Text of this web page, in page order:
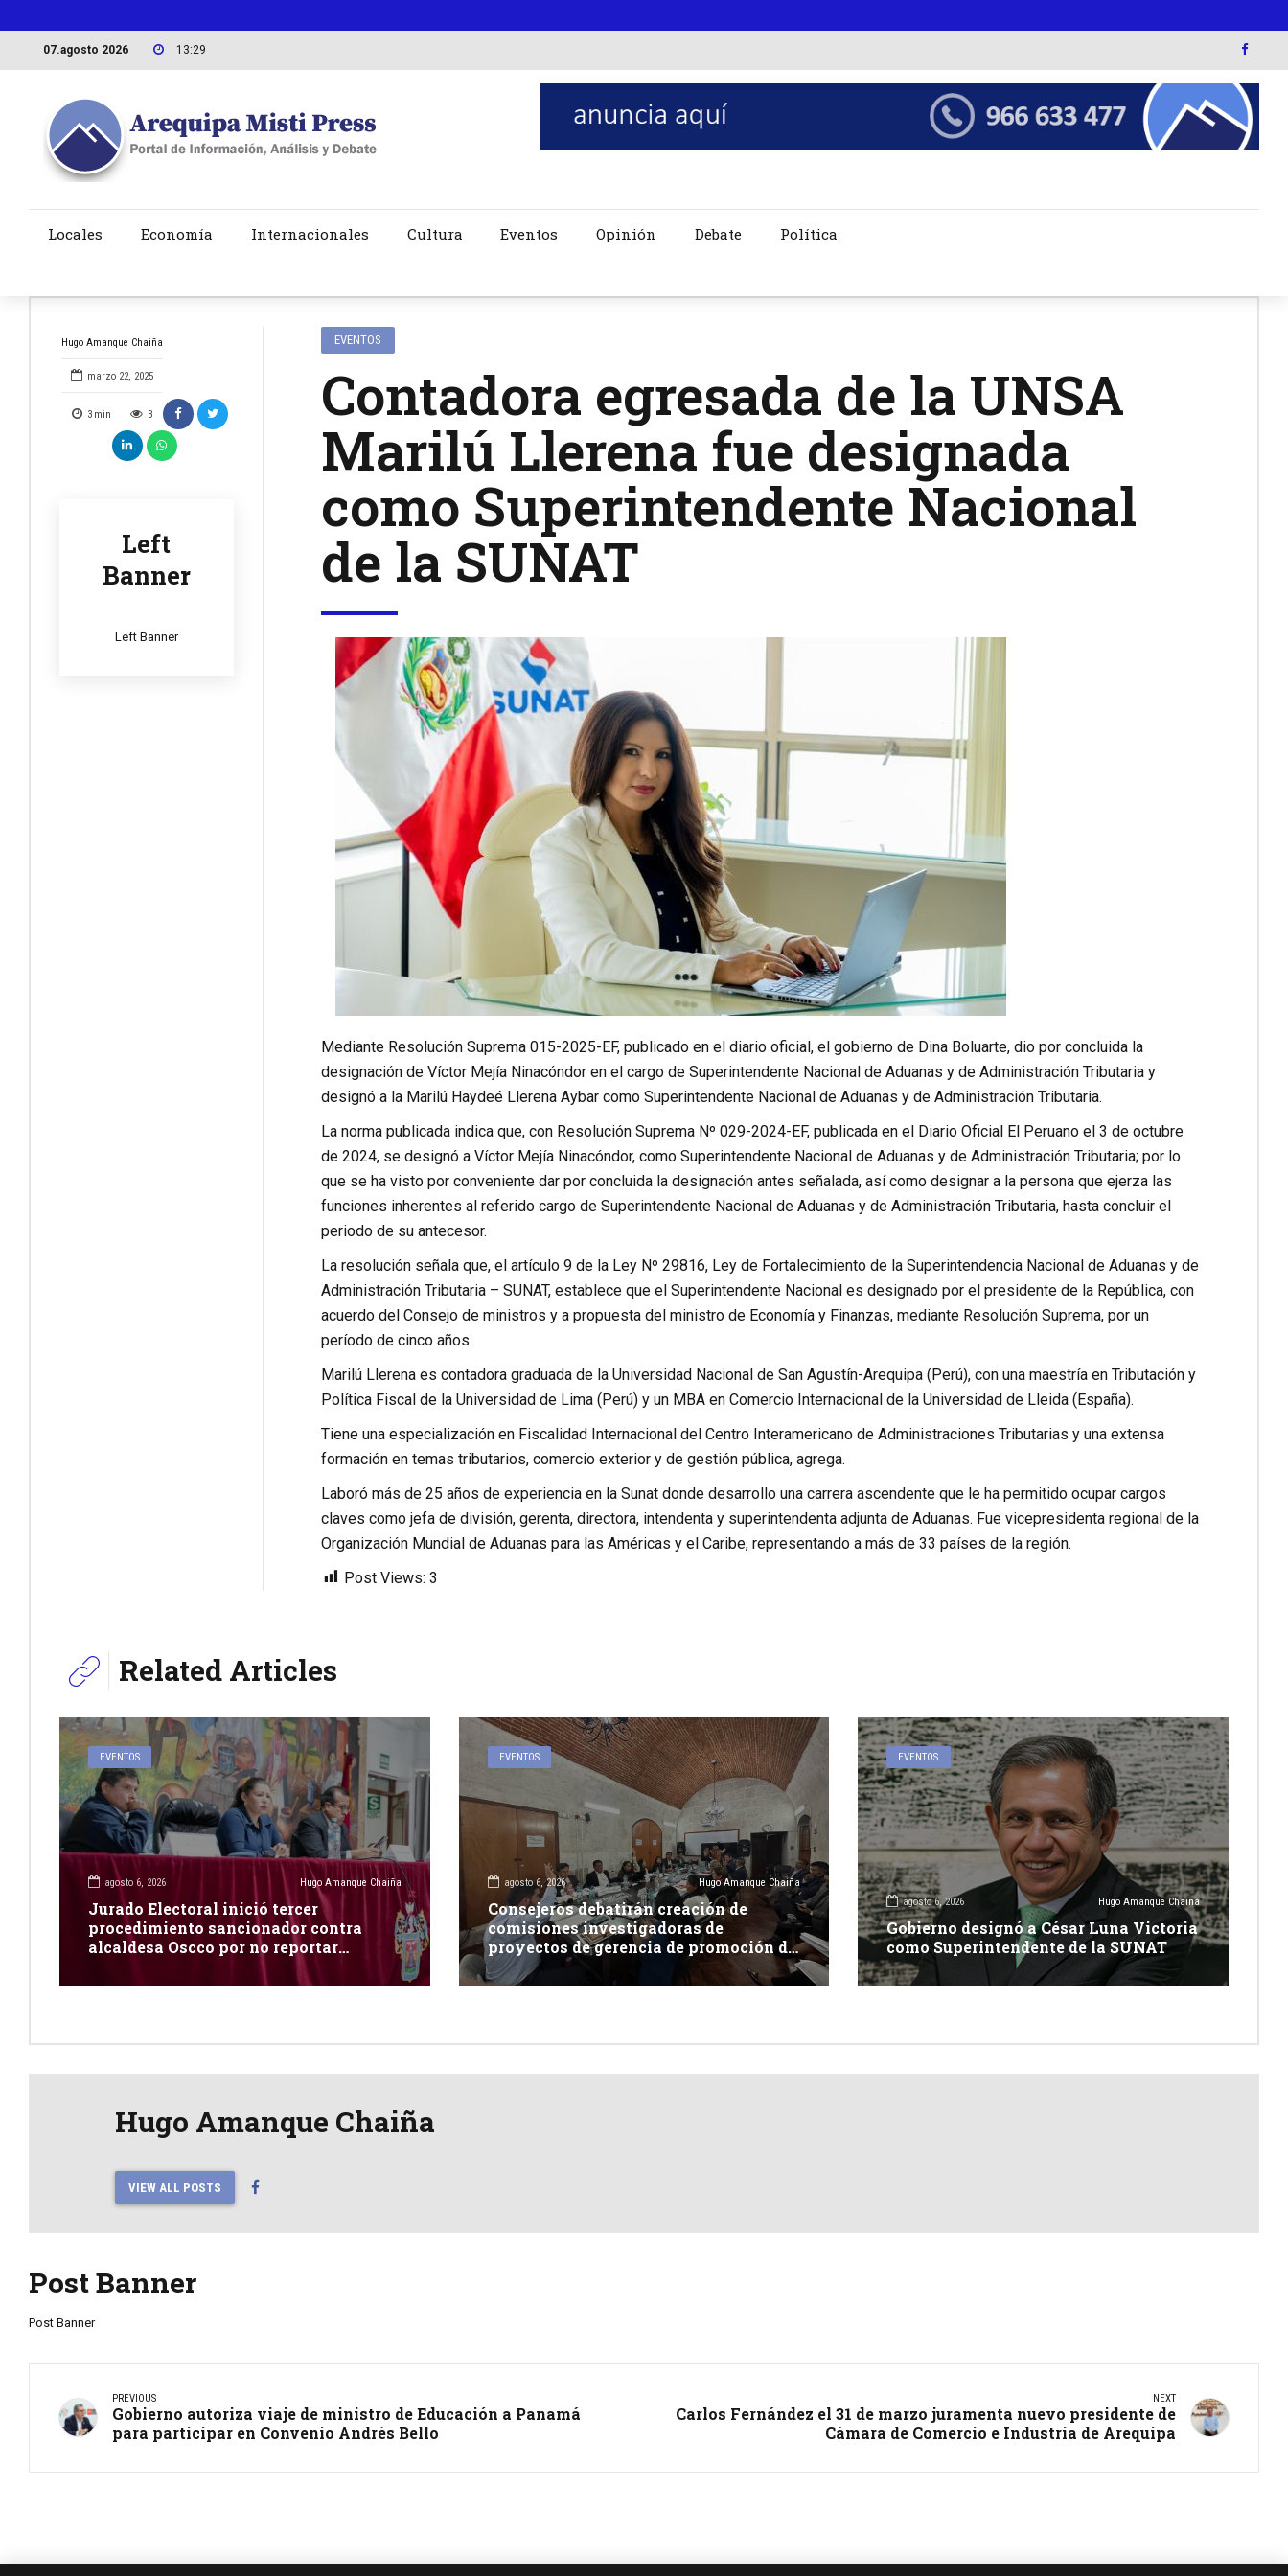
07.agosto 2026 13:29
Locales Economía Internacionales Cultura Eventos Opinión Debate Política
Hugo Amanque Chaiña
marzo 22, 2025
3 min 3
Left
Banner
Left Banner
EVENTOS
Contadora egresada de la UNSA
Marilú Llerena fue designada
como Superintendente Nacional
de la SUNAT
Mediante Resolución Suprema 015-2025-EF, publicado en el diario oficial, el gobierno de Dina Boluarte, dio por concluida la
designación de Víctor Mejía Ninacóndor en el cargo de Superintendente Nacional de Aduanas y de Administración Tributaria y
designó a la Marilú Haydeé Llerena Aybar como Superintendente Nacional de Aduanas y de Administración Tributaria.
La norma publicada indica que, con Resolución Suprema Nº 029-2024-EF, publicada en el Diario Oficial El Peruano el 3 de octubre
de 2024, se designó a Víctor Mejía Ninacóndor, como Superintendente Nacional de Aduanas y de Administración Tributaria; por lo
que se ha visto por conveniente dar por concluida la designación antes señalada, así como designar a la persona que ejerza las
funciones inherentes al referido cargo de Superintendente Nacional de Aduanas y de Administración Tributaria, hasta concluir el
periodo de su antecesor.
La resolución señala que, el artículo 9 de la Ley Nº 29816, Ley de Fortalecimiento de la Superintendencia Nacional de Aduanas y de
Administración Tributaria – SUNAT, establece que el Superintendente Nacional es designado por el presidente de la República, con
acuerdo del Consejo de ministros y a propuesta del ministro de Economía y Finanzas, mediante Resolución Suprema, por un
período de cinco años.
Marilú Llerena es contadora graduada de la Universidad Nacional de San Agustín-Arequipa (Perú), con una maestría en Tributación y
Política Fiscal de la Universidad de Lima (Perú) y un MBA en Comercio Internacional de la Universidad de Lleida (España).
Tiene una especialización en Fiscalidad Internacional del Centro Interamericano de Administraciones Tributarias y una extensa
formación en temas tributarios, comercio exterior y de gestión pública, agrega.
Laboró más de 25 años de experiencia en la Sunat donde desarrollo una carrera ascendente que le ha permitido ocupar cargos
claves como jefa de división, gerenta, directora, intendenta y superintendenta adjunta de Aduanas. Fue vicepresidenta regional de la
Organización Mundial de Aduanas para las Américas y el Caribe, representando a más de 33 países de la región.
Post Views: 3
Related Articles
EVENTOS
agosto 6, 2026 Hugo Amanque Chaiña
Jurado Electoral inició tercer
procedimiento sancionador contra
alcaldesa Oscco por no reportar
EVENTOS
agosto 6, 2026 Hugo Amanque Chaiña
Consejeros debatirán creación de
comisiones investigadoras de
proyectos de gerencia de promoción de
inversión y carretera en Caylloma
EVENTOS
agosto 6, 2026 Hugo Amanque Chaiña
Gobierno designó a César Luna Victoria
como Superintendente de la SUNAT
Hugo Amanque Chaiña
VIEW ALL POSTS
Post Banner
Post Banner
PREVIOUS
Gobierno autoriza viaje de ministro de Educación a Panamá
para participar en Convenio Andrés Bello
NEXT
Carlos Fernández el 31 de marzo juramenta nuevo presidente de
Cámara de Comercio e Industria de Arequipa